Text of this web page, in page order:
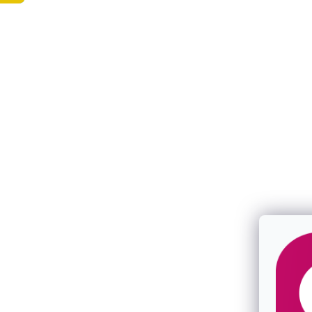
rhodiované stříbro, 14kt zlato
Swarovski krystaly, pravé perly